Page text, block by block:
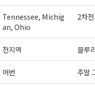
Tennessee, Michig
an, Ohio
2차
전지역 블루
어번 주말